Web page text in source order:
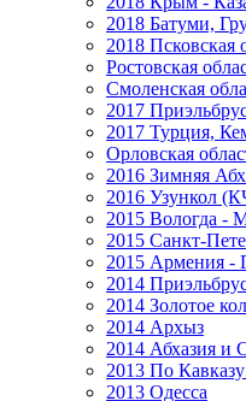
2018 Батуми,
2018 Псковская
Ростовская
Смоленская
2017
2017 Турция,
Орловская
2016 Зимняя
2016 Узункол
2015 Вологда -
2015 Санкт-
2015 Армения -
2014
2014 Золотое
2014 Архыз
2014 Абхазия и
2013 По
2013 Одесса